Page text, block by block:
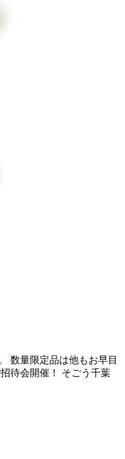
数量限定品は他もお早目
待会開催！ そごう千葉